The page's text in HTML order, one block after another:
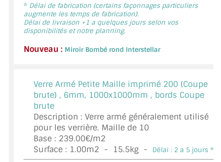
MIROIR POUR SALLE DE SPORT
MIROIR POUR SALLE DE DANSE
MIROIR ENCADRÉ
VERRE SUR MESURE
VERRE EXTRACLAIR
VERRE TREMPÉ (SÉCURIT)
PAROI DE DOUCHE
* Délai de fabrication (certains façonnages particuliers
augmente les temps de fabrication).
Délai de livraison +1 a quelques jours selon vos
disponibilités et notre planning.
Nouveau : Miroir Bombé rond Interstellar
Verre Armé Petite Maille imprimé 200 (Coupe
brute) , 6mm, 1000x1000mm , bords Coupe
brute
Description : Verre armé généralement utilisé
pour les verrière. Maille de 10
Base : 239.00€/m2
Surface : 1.00m2 - 15.5kg - Délai : 2 a 5 jours *